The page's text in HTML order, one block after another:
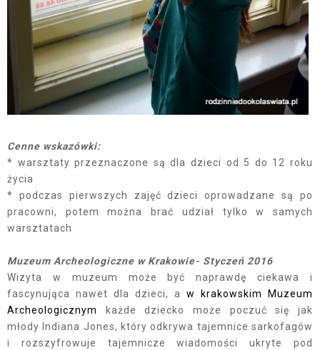
Cenne wskazówki:
* warsztaty przeznaczone są dla dzieci od 5 do 12 roku
życia
* podczas pierwszych zajęć dzieci oprowadzane są po
pracowni, potem można brać udział tylko w samych
warsztatach
Muzeum Archeologiczne w Krakowie- Styczeń 2016
Wizyta w muzeum może być naprawdę ciekawa i
fascynująca nawet dla dzieci, a w krakowskim Muzeum
Archeologicznym
każde dziecko może poczuć się jak
młody Indiana Jones, który odkrywa tajemnice sarkofagów
i rozszyfrowuje tajemnicze wiadomości ukryte pod